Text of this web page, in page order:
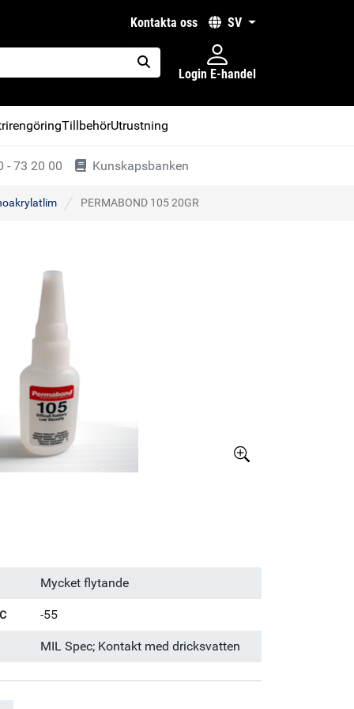
kontakta oss SV
placeholder.search
Login E-handel
TillbehörUtrustning
- 73 20 00 Kunskapsbanken
PERMABOND 105 20GR
Större bild
Mycket flytande
-55
MIL Spec; Kontakt med dricksvatten